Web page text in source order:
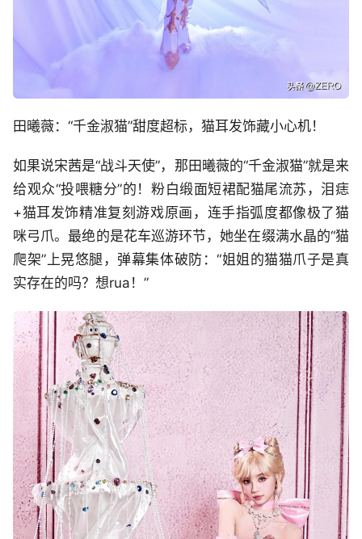
田曦薇：“千金淑猫”甜度超标，猫耳发饰藏小心机！
如果说宋茜是“战斗天使”，那田曦薇的“千金淑猫”就是来
给观众“投喂糖分”的！粉白缎面短裙配猫尾流苏，泪痣
+猫耳发饰精准复刻游戏原画，连手指弧度都像极了猫
咪弓爪。最绝的是花车巡游环节，她坐在缀满水晶的“猫
爬架”上晃悠腿，弹幕集体破防：“姐姐的猫猫爪子是真
实存在的吗？想rua！”